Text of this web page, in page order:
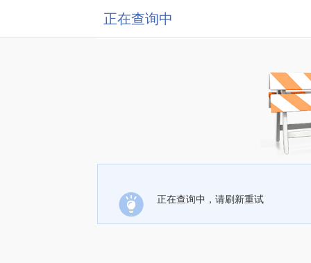
正在查询中
正在查询中，请刷新重试